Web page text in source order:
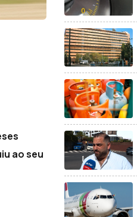
ao seu